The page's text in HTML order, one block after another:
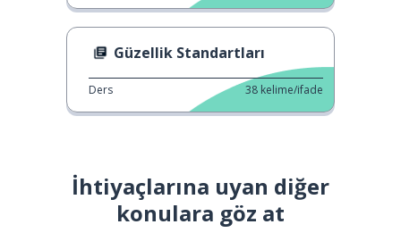
Güzellik Standartları
Ders 38 kelime/ifade
İhtiyaçlarına uyan diğer
konulara göz at